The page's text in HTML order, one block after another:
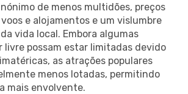
de menos multidões, preços
e alojamentos e um vislumbre
vida local. Embora algumas
livre possam estar limitadas devido
as atrações populares
menos lotadas, permitindo
mais envolvente.